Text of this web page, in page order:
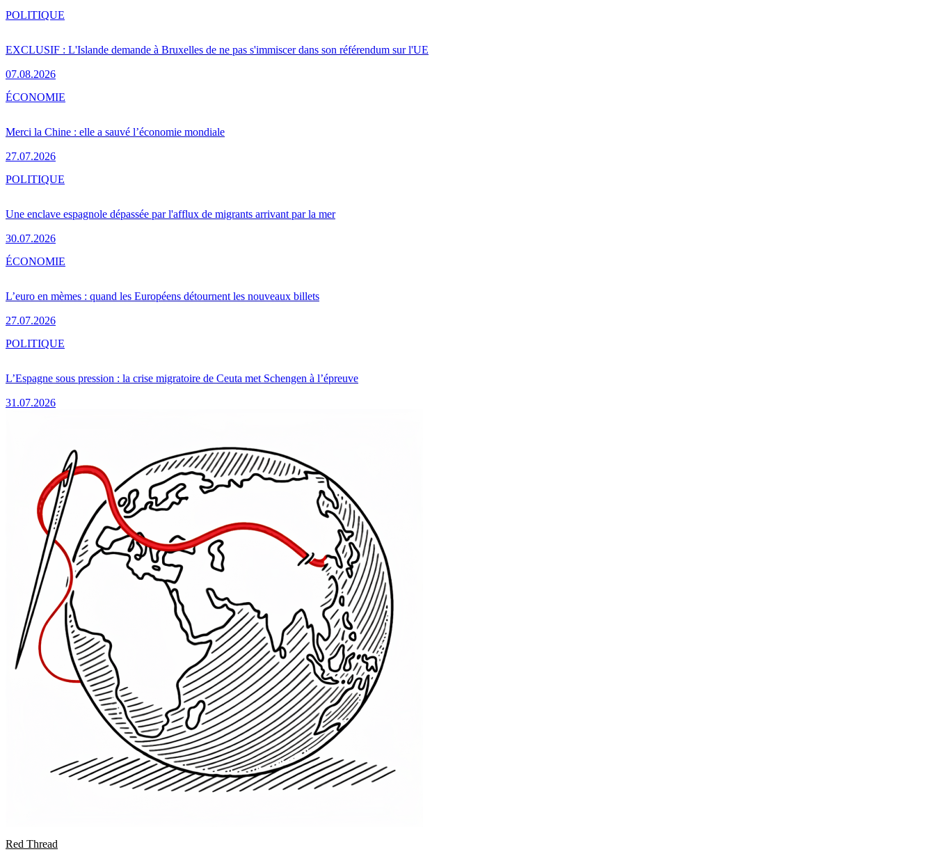
EXCLUSIF : L'Islande demande à Bruxelles de ne pas s'immiscer dans son référendum sur l'UE
07.08.2026
POLITIQUE
Merci la Chine : elle a sauvé l’économie mondiale
27.07.2026
ÉCONOMIE
Une enclave espagnole dépassée par l'afflux de migrants arrivant par la mer
30.07.2026
POLITIQUE
L’euro en mèmes : quand les Européens détournent les nouveaux billets
27.07.2026
ÉCONOMIE
L’Espagne sous pression : la crise migratoire de Ceuta met Schengen à l’épreuve
31.07.2026
POLITIQUE
Red Thread